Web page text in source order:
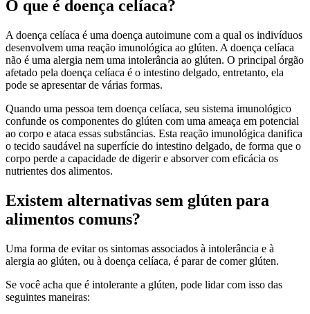
O que é doença celíaca?
A doença celíaca é uma doença autoimune com a qual os indivíduos
desenvolvem uma reação imunológica ao glúten. A doença celíaca
não é uma alergia nem uma intolerância ao glúten. O principal órgão
afetado pela doença celíaca é o intestino delgado, entretanto, ela
pode se apresentar de várias formas.
Quando uma pessoa tem doença celíaca, seu sistema imunológico
confunde os componentes do glúten com uma ameaça em potencial
ao corpo e ataca essas substâncias. Esta reação imunológica danifica
o tecido saudável na superfície do intestino delgado, de forma que o
corpo perde a capacidade de digerir e absorver com eficácia os
nutrientes dos alimentos.
Existem alternativas sem glúten para
alimentos comuns?
Uma forma de evitar os sintomas associados à intolerância e à
alergia ao glúten, ou à doença celíaca, é parar de comer glúten.
Se você acha que é intolerante a glúten, pode lidar com isso das
seguintes maneiras: